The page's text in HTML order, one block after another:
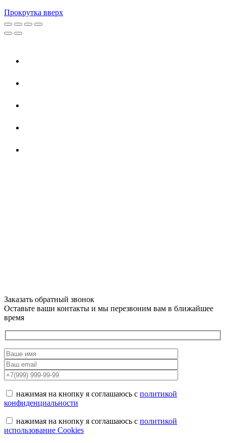
Прокрутка вверх
Заказать обратный звонок
Оставьте ваши контакты и мы перезвоним вам в ближайшее
время
нажимая на кнопку я соглашаюсь с политикой
конфиденциальности
нажимая на кнопку я соглашаюсь с политикой
использование Cookies